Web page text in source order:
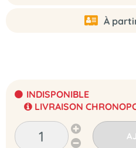
À
INDISPONIBLE
LIVRAISON